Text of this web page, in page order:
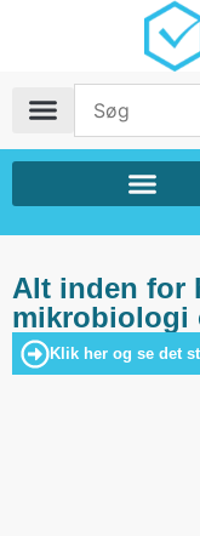
Alt inden for
mikrobiologi
Klik her og se det